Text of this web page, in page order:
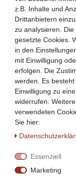
z.B. Inhalte und
Drittanbietern
zu analysieren.
gesetzte Cookies.
in den
mit Einwilligung
erfolgen. Die
werden. Es
Einwilligung zu
widerrufen.
verwendeten
Sie hier:
Essenziell
Marketing